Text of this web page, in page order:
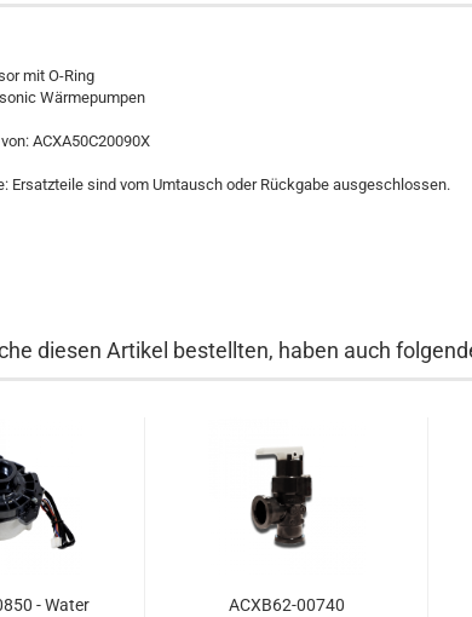
mit O-Ring
Wärmepumpen
ACXA50C20090X
Ersatzteile sind vom Umtausch oder Rückgabe ausgeschlossen.
diesen Artikel bestellten, haben auch
- Water
ACXB62-00740